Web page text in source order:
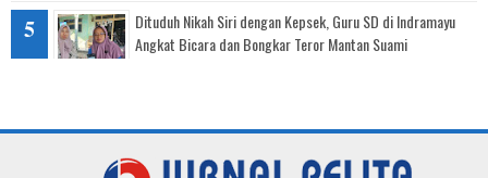
Dituduh Nikah Siri dengan Kepsek, Guru SD di Indramayu
Angkat Bicara dan Bongkar Teror Mantan Suami
Mengembang Usai Diguyur Air Bersih Bantuan Kodim 0616
Indramayu